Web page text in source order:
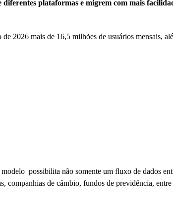
plataformas e migrem com mais
2026 mais de 16,5 milhões de usuários mensais,
possibilita não somente um fluxo de dados
companhias de câmbio, fundos de previdência,